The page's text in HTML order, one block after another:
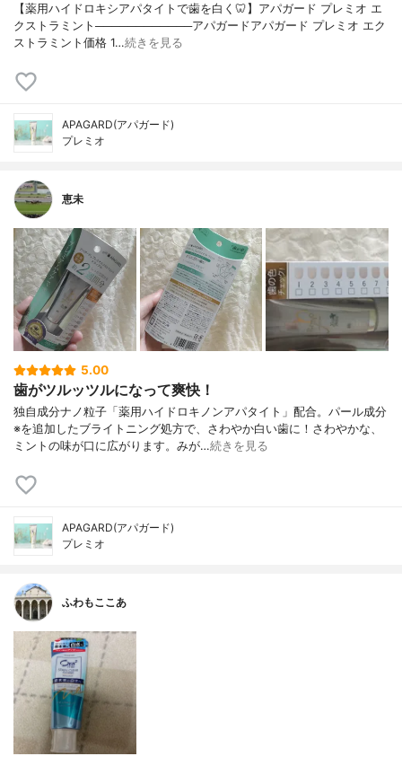
【薬用ハイドロキシアパタイトで歯を白く🦷】アパガード プレミオ エ
クストラミント────────────アパガードアパガード プレミオ エク
ストラミント価格 1…続きを見る
APAGARD(アパガード)
プレミオ
恵未
5.00
歯がツルッツルになって爽快！
独自成分ナノ粒子「薬用ハイドロキノンアパタイト」配合。パール成分
※を追加したブライトニング処方で、さわやか白い歯に！さわやかな、
ミントの味が口に広がります。みが…続きを見る
APAGARD(アパガード)
プレミオ
ふわもここあ